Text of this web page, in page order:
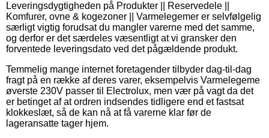
Leveringsdygtigheden på Produkter || Reservedele ||
Komfurer, ovne & kogezoner || Varmelegemer er selvfølgelig
særligt vigtig forudsat du mangler varerne med det samme,
og derfor er det særdeles væsentligt at vi gransker den
forventede leveringsdato ved det pågældende produkt.
Temmelig mange internet foretagender tilbyder dag-til-dag
fragt på en række af deres varer, eksempelvis Varmelegeme
øverste 230V passer til Electrolux, men vær på vagt da det
er betinget af at ordren indsendes tidligere end et fastsat
klokkeslæt, så de kan nå at få varerne klar før de
lageransatte tager hjem.